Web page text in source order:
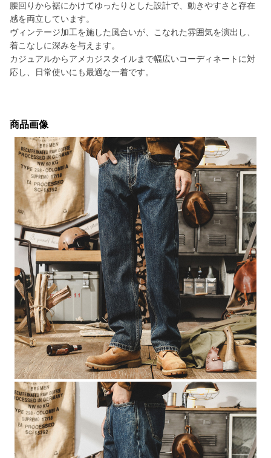
腰回りから裾にかけてゆったりとした設計で、動きやすさと存在
感を両立しています。
ヴィンテージ加工を施した風合いが、こなれた雰囲気を演出し、
着こなしに深みを与えます。
カジュアルからアメカジスタイルまで幅広いコーディネートに対
応し、日常使いにも最適な一着です。
商品画像